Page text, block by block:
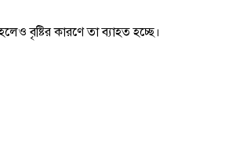
বৃষ্টির কারণে তা ব্যাহত হচ্ছে।